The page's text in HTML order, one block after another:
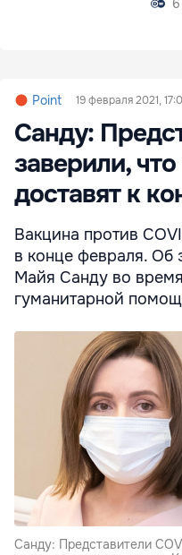
Point 19 февраля 2021,
Санду:
заверили,
доставят к
Вакцина против
в конце февраля. Об
Майя Санду во
гуманитарной
Санду: Представители